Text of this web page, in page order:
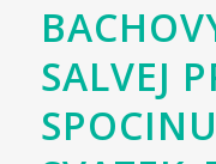
SALVEJ